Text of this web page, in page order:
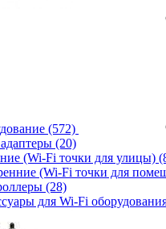
(572)
(20)
(Wi-Fi точки для улицы)
(Wi-Fi точки для
(28)
для Wi-Fi